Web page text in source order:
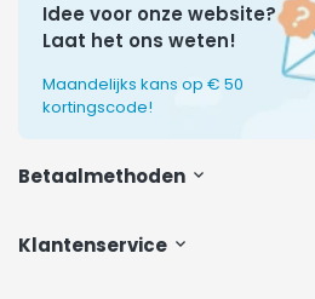
Klantenservice
Idee voor onze website?
Laat het ons weten!
Maandelijks kans op € 50
kortingscode!
Betaalmethoden